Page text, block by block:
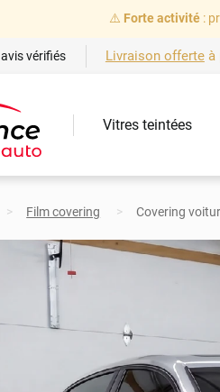
⚠️ Forte activité:
avis vérifiés Livraison offerteà
Vitres teintées
Film covering Covering